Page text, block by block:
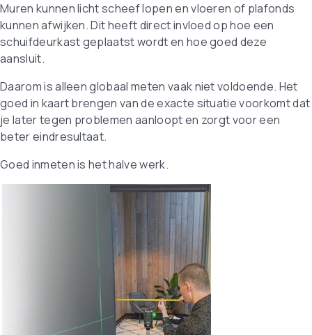
Muren kunnen licht scheef lopen en vloeren of plafonds
kunnen afwijken. Dit heeft direct invloed op hoe een
schuifdeurkast geplaatst wordt en hoe goed deze
aansluit.
Daarom is alleen globaal meten vaak niet voldoende. Het
goed in kaart brengen van de exacte situatie voorkomt dat
je later tegen problemen aanloopt en zorgt voor een
beter eindresultaat.
Goed inmeten is het halve werk.